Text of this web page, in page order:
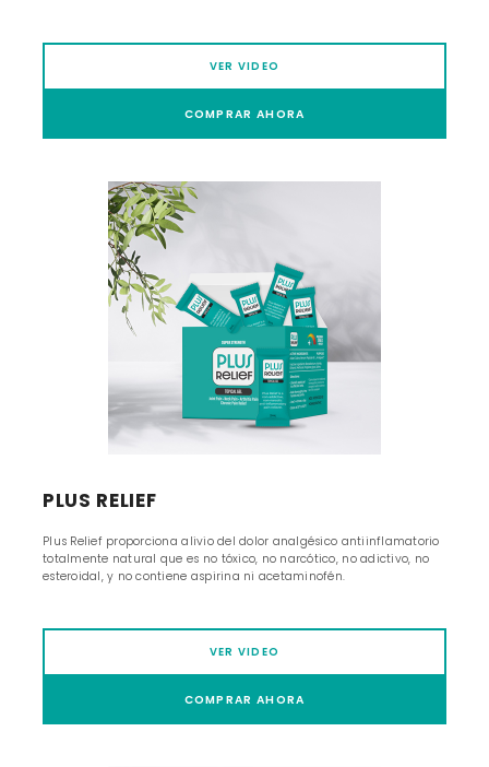
VER VIDEO
COMPRAR AHORA
PLUS RELIEF
Plus Relief proporciona alivio del dolor analgésico antiinflamatorio
totalmente natural que es no tóxico, no narcótico, no adictivo, no
esteroidal, y no contiene aspirina ni acetaminofén.
VER VIDEO
COMPRAR AHORA